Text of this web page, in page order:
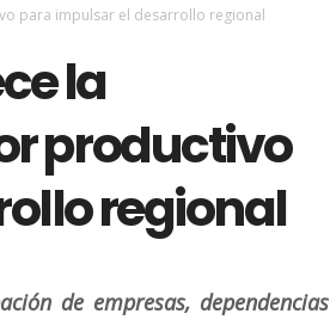
para impulsar el desarrollo regional
la
productivo
regional
de empresas, dependencias